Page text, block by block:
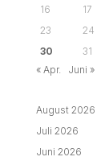
16
17
23
24
30
31
« Apr.
Juni »
August 2026
Juli 2026
Juni 2026